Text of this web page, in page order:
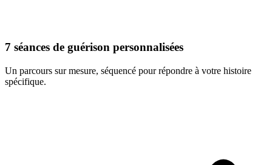
7 séances de guérison personnalisées
Un parcours sur mesure, séquencé pour répondre à votre histoire
spécifique.